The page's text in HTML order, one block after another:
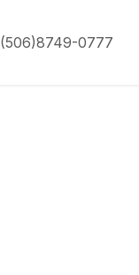
(506)8749-0777